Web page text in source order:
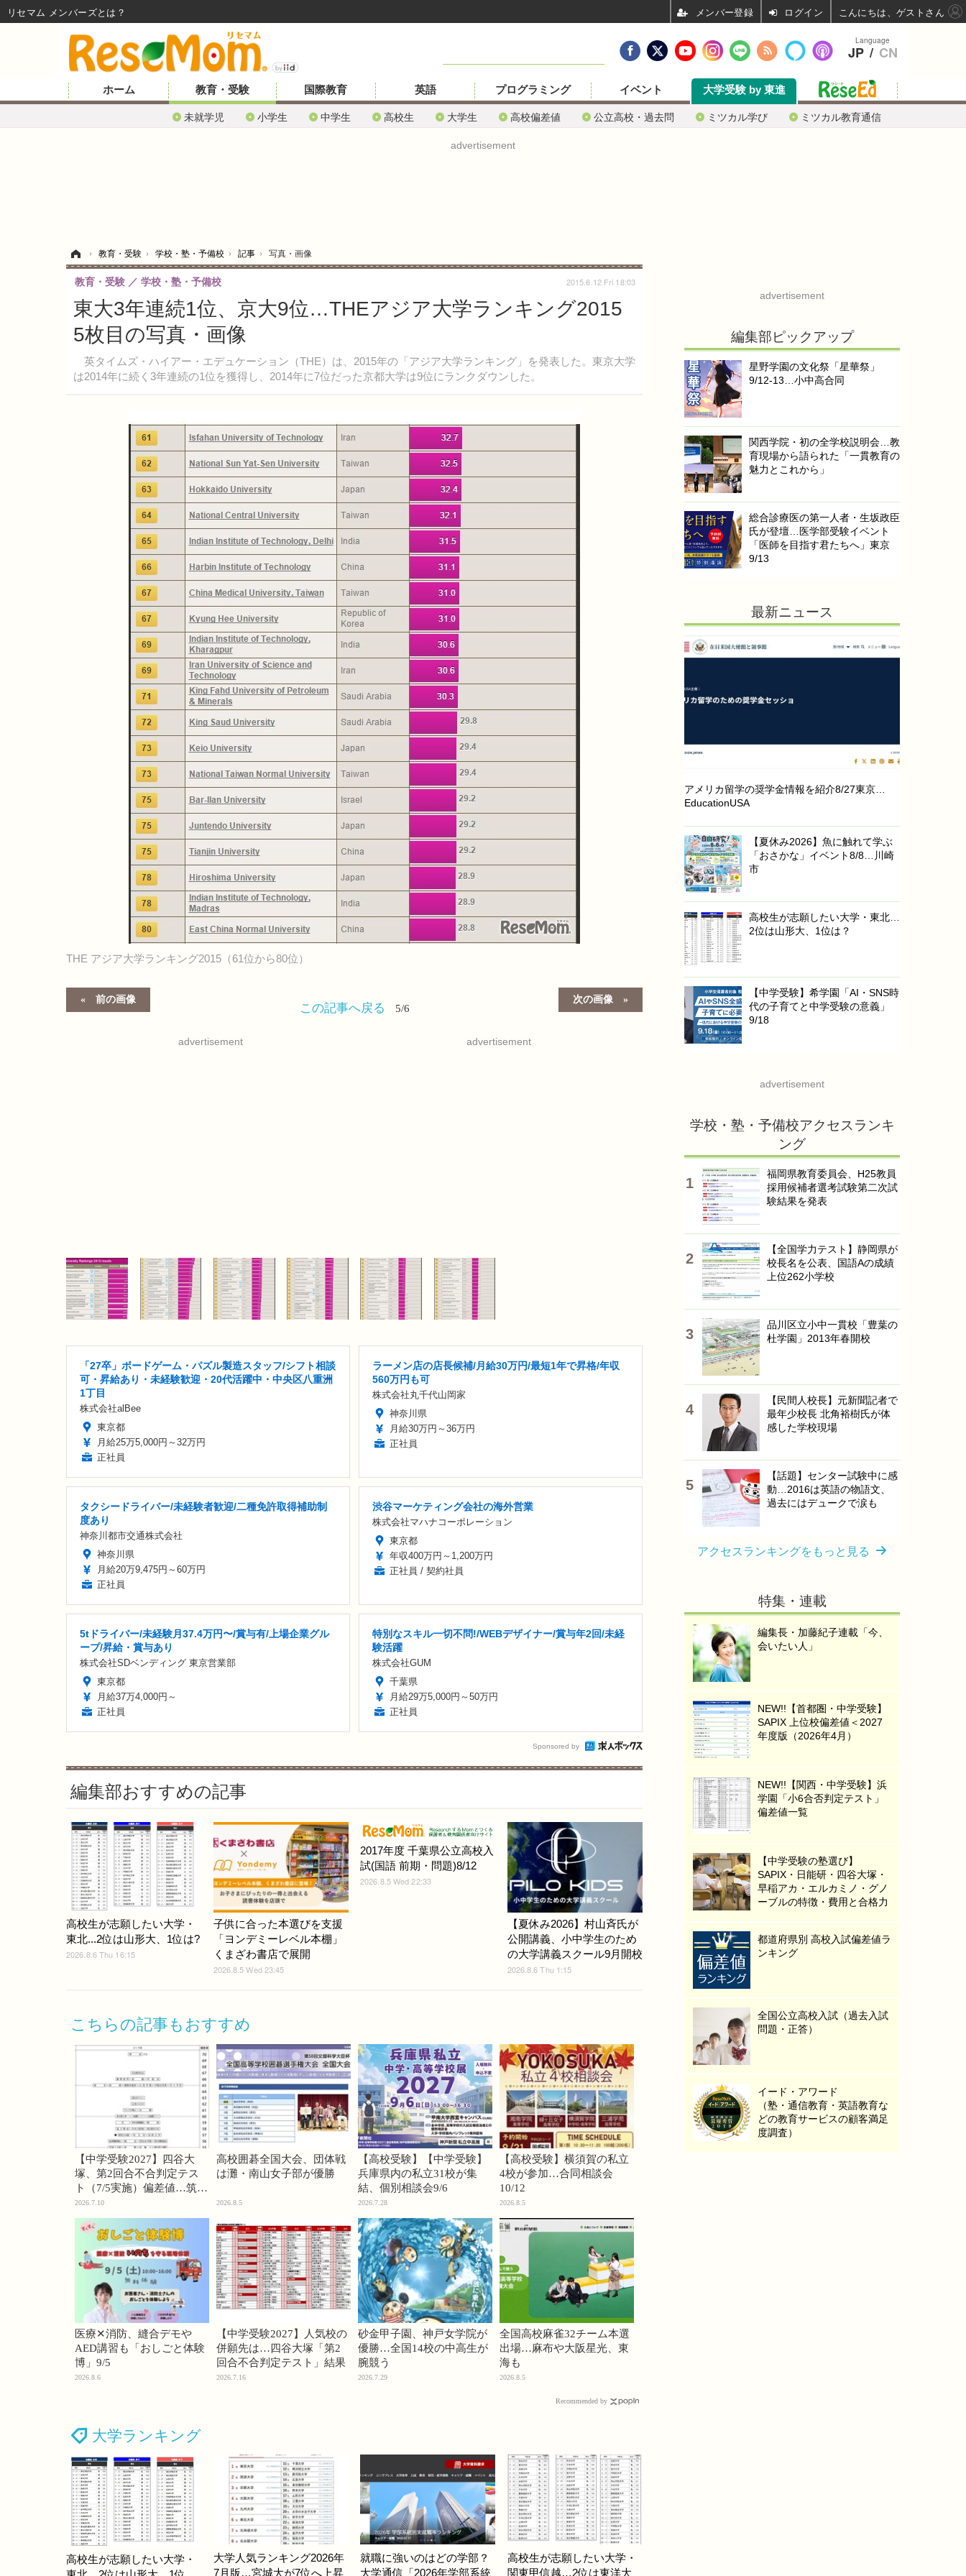
ホーム 教育・受験
未就学児 小学生 中学生 高校生 大学生 高校偏差値 公立高校・過去問 ミツカル学び ミツカル教育通信
国際教育 英語 プログラミング イベント 大学受験 by 東進
advertisement
› 教育・受験 › 学校・塾・予備校 › 記事 › 写真・画像
東大3年連続1位、京大9位…THEアジア大学ランキング2015
5枚目の写真・画像
英タイムズ・ハイアー・エデュケーション（THE）は、2015年の「アジア大学ランキング」を発表した。東京大学
は2014年に続く3年連続の1位を獲得し、2014年に7位だった京都大学は9位にランクダウンした。
教育・受験 学校・塾・予備校 2015.6.12 Fri 18:03
THE アジア大学ランキング2015（61位から80位）
前の画像 次の画像
この記事へ戻る 5/6
advertisement advertisement
「27卒」ボードゲーム・パズル製造スタッフ/シフト相談
可・昇給あり・未経験歓迎・20代活躍中・中央区八重洲
1丁目
株式会社alBee
東京都
月給25万5,000円～32万円
正社員
ラーメン店の店長候補/月給30万円/最短1年で昇格/年収
560万円も可
株式会社丸千代山岡家
神奈川県
月給30万円～36万円
正社員
タクシードライバー/未経験者歓迎/二種免許取得補助制
度あり
神奈川都市交通株式会社
神奈川県
月給20万9,475円～60万円
正社員
渋谷マーケティング会社の海外営業
株式会社マハナコーポレーション
東京都
年収400万円～1,200万円
正社員 / 契約社員
5tドライバー/未経験月37.4万円〜/賞与有/上場企業グル
ープ/昇給・賞与あり
株式会社SDベンディング 東京営業部
東京都
月給37万4,000円～
正社員
特別なスキル一切不問!/WEBデザイナー/賞与年2回/未経
験活躍
株式会社GUM
千葉県
月給29万5,000円～50万円
正社員
Sponsored by
編集部おすすめの記事
高校生が志願したい大学・
東北...2位は山形大、1位は?
2026.8.6 Thu 16:15
子供に合った本選びを支援
「ヨンデミーレベル本棚」
くまざわ書店で展開
2026.8.5 Wed 23:45
2017年度 千葉県公立高校入
試(国語 前期・問題)8/12
2026.8.5 Wed 22:33
【夏休み2026】村山斉氏が
公開講義、小中学生のため
の大学講義スクール9月開校
2026.8.6 Thu 1:15
こちらの記事もおすすめ
【中学受験2027】四谷大
塚、第2回合不合判定テス
ト（7/5実施）偏差値…筑駒
74・桜蔭70＜PR＞
2026.7.10
高校囲碁全国大会、団体戦
は灘・南山女子部が優勝
2026.8.5
【高校受験】【中学受験】
兵庫県内の私立31校が集
結、個別相談会9/6
2026.7.28
【高校受験】横須賀の私立
4校が参加…合同相談会
10/12
2026.8.5
医療✕消防、縫合デモや
AED講習も「おしごと体験
博」9/5
2026.8.6
【中学受験2027】人気校の
併願先は…四谷大塚「第2
回合不合判定テスト」結果
2026.7.16
砂金甲子園、神戸女学院が
優勝…全国14校の中高生が
腕競う
2026.7.29
全国高校麻雀32チーム本選
出場…麻布や大阪星光、東
海も
2026.8.5
Recommended by
大学ランキング
高校生が志願したい大学・
大学人気ランキング2026年
7月版…宮城大が7位へ上昇
就職に強いのはどの学部？
大学通信「2026年学部系統
高校生が志願したい大学・
関東甲信越…2位は東洋大、
advertisement
編集部ピックアップ
星野学園の文化祭「星華祭」
9/12-13…小中高合同
関西学院・初の全学校説明会…教
育現場から語られた「一貫教育の
魅力とこれから」
総合診療医の第一人者・生坂政臣
氏が登壇…医学部受験イベント
「医師を目指す君たちへ」東京
9/13
最新ニュース
アメリカ留学の奨学金情報を紹介8/27東京…
EducationUSA
【夏休み2026】魚に触れて学ぶ
「おさかな」イベント8/8…川崎
市
高校生が志願したい大学・東北…
2位は山形大、1位は？
【中学受験】希学園「AI・SNS時
代の子育てと中学受験の意義」
9/18
advertisement
学校・塾・予備校アクセスランキ
ング
福岡県教育委員会、H25教員
採用候補者選考試験第二次試
験結果を発表
【全国学力テスト】静岡県が
校長名を公表、国語Aの成績
上位262小学校
品川区立小中一貫校「豊葉の
杜学園」2013年春開校
【民間人校長】元新聞記者で
最年少校長 北角裕樹氏が体
感した学校現場
【話題】センター試験中に感
動…2016は英語の物語文、
過去にはデュークで涙も
アクセスランキングをもっと見る
特集・連載
編集長・加藤紀子連載「今、
会いたい人」
NEW!!【首都圏・中学受験】
SAPIX 上位校偏差値＜2027
年度版（2026年4月）
NEW!!【関西・中学受験】浜
学園「小6合否判定テスト」
偏差値一覧
【中学受験の塾選び】
SAPIX・日能研・四谷大塚・
早稲アカ・エルカミノ・グノ
ーブルの特徴・費用と合格力
都道府県別 高校入試偏差値ラ
ンキング
全国公立高校入試（過去入試
問題・正答）
イード・アワード
（塾・通信教育・英語教育な
どの教育サービスの顧客満足
度調査）
Language
JP / CN
リセマム メンバーズ ログイン こんにちは、ゲストさん